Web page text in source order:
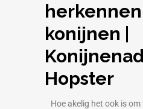
konijnen |
Hopster
Hoe akelig het ook is